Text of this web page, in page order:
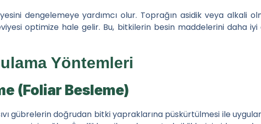
dengelemeye yardımcı olur. Toprağın asidik veya alkali
optimize hale gelir. Bu, bitkilerin besin maddelerini daha
Yöntemleri
(Foliar Besleme)
gübrelerin doğrudan bitki yapraklarına püskürtülmesi ile